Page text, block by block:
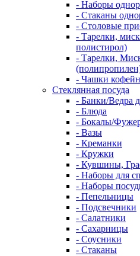
- Наборы
- Стаканы
- Столовые
- Тарелки,
полистирол)
- Тарелки,
- Чашки
Стеклянная посуда
- Банки/Ведра
- Блюда
- Бокалы/
- Вазы
- Креманки
- Кружки
- Кувшины,
- Наборы для
- Наборы
- Пепельницы
- Подсвечники
- Салатники
- Сахарницы
- Соусники
- Стаканы